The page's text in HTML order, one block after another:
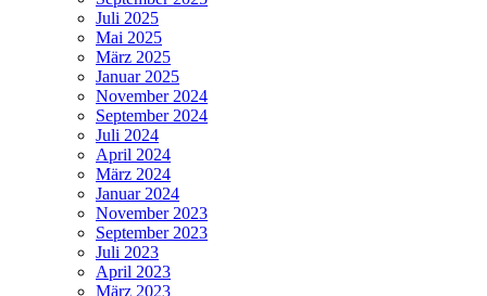
Juli 2025
Mai 2025
März 2025
Januar 2025
November 2024
September 2024
Juli 2024
April 2024
März 2024
Januar 2024
November 2023
September 2023
Juli 2023
April 2023
März 2023